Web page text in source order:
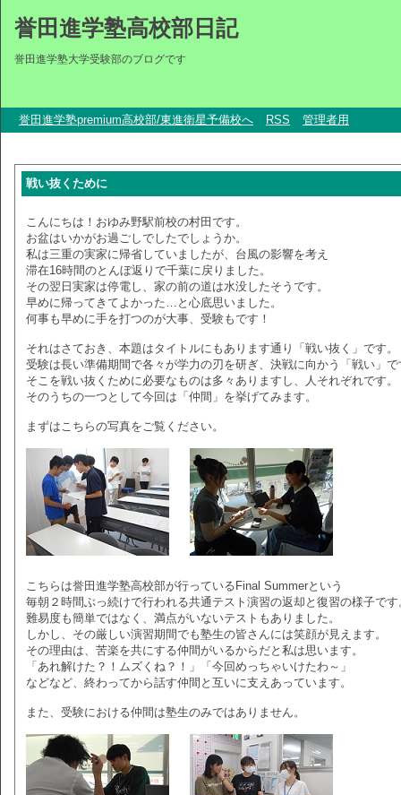
誉田進学塾高校部日記
誉田進学塾大学受験部のブログです
誉田進学塾premium高校部/東進衛星予備校へ RSS 管理者用
戦い抜くために
こんにちは！おゆみ野駅前校の村田です。
お盆はいかがお過ごしでしたでしょうか。
私は三重の実家に帰省していましたが、台風の影響を考え
滞在16時間のとんぼ返りで千葉に戻りました。
その翌日実家は停電し、家の前の道は水没したそうです。
早めに帰ってきてよかった…と心底思いました。
何事も早めに手を打つのが大事、受験もです！
それはさておき、本題はタイトルにもあります通り「戦い抜く」です。
受験は長い準備期間で各々が学力の刃を研ぎ、決戦に向かう「戦い」で
そこを戦い抜くために必要なものは多々ありますし、人それぞれです。
そのうちの一つとして今回は「仲間」を挙げてみます。
まずはこちらの写真をご覧ください。
こちらは誉田進学塾高校部が行っているFinal Summerという
毎朝２時間ぶっ続けで行われる共通テスト演習の返却と復習の様子です
難易度も簡単ではなく、満点がいないテストもありました。
しかし、その厳しい演習期間でも塾生の皆さんには笑顔が見えます。
その理由は、苦楽を共にする仲間がいるからだと私は思います。
「あれ解けた？！ムズくね？！」「今回めっちゃいけたわ～」
などなど、終わってから話す仲間と互いに支えあっています。
また、受験における仲間は塾生のみではありません。